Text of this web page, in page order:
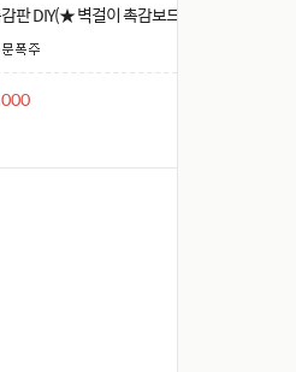
판 DIY(★ 벽걸이 촉감보드)